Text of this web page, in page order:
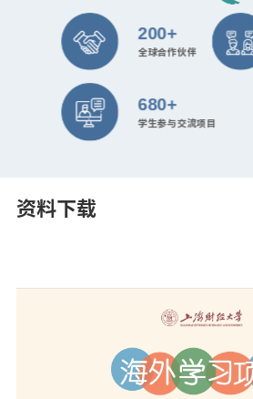
200+
全球合作伙伴
680+
学生参与交流项目
资料下载